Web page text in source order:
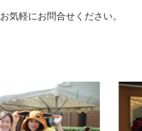
お気軽にお問合せください。